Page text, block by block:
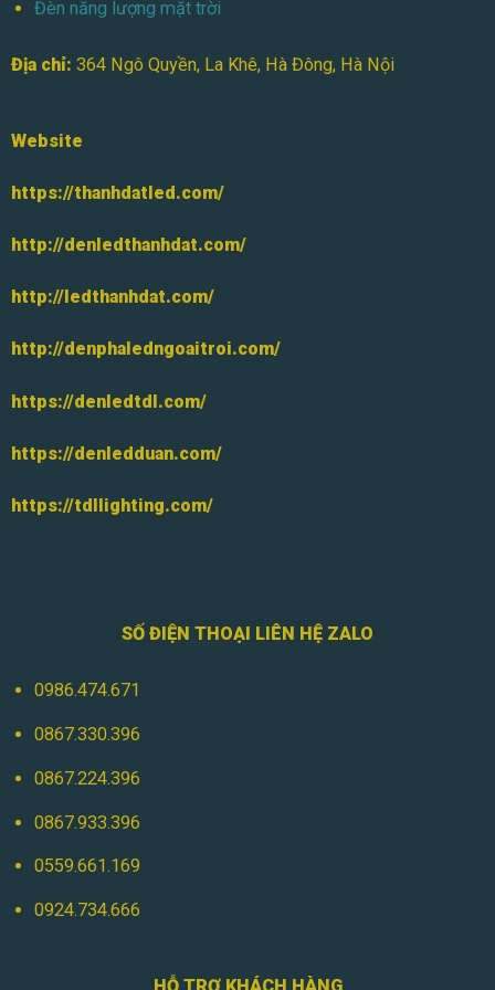
Đèn năng lượng mặt trời
Địa chỉ: 364 Ngô Quyền, La Khê, Hà Đông, Hà Nội
Website
https://thanhdatled.com/
http://denledthanhdat.com/
http://ledthanhdat.com/
http://denphaledngoaitroi.com/
https://denledtdl.com/
https://denledduan.com/
https://tdllighting.com/
SỐ ĐIỆN THOẠI LIÊN HỆ ZALO
0986.474.671
0867.330.396
0867.224.396
0867.933.396
0559.661.169
0924.734.666